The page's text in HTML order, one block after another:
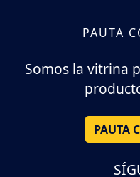
PAUTA
Somos la vitrina
PAUTA